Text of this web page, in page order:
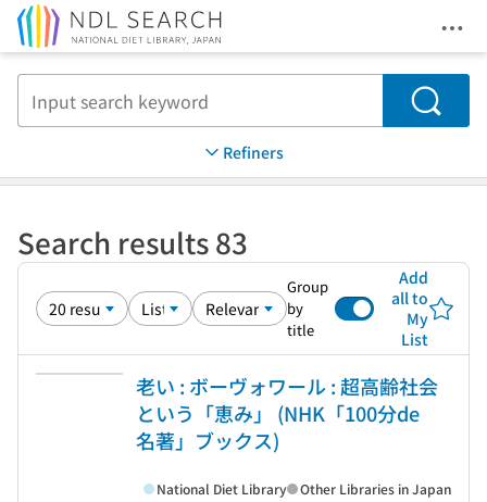
Search
Refiners
Search results 83
Group
by
title
Add
all to
My
List
老い : ボーヴォワール : 超高齢社会
という「恵み」 (NHK「100分de
名著」ブックス)
National Diet Library Other Libraries in Japan